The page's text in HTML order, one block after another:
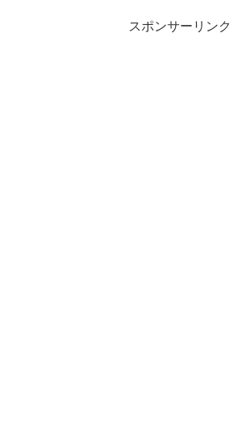
スポンサーリンク